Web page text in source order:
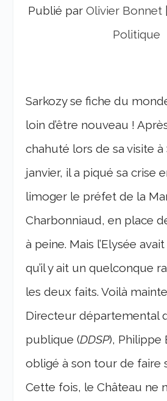
Publié par Olivier Bonnet
Politique
Sarkozy se fiche du
loin d’être nouveau !
chahuté lors de sa visite à
janvier, il a piqué sa crise
limoger le préfet de la
Charbonniaud, en place
à peine. Mais l’Elysée
qu’il y ait un quelconque
les deux faits. Voilà
Directeur départemental
publique (DDSP), Philippe
obligé à son tour de faire
Cette fois, le Château ne